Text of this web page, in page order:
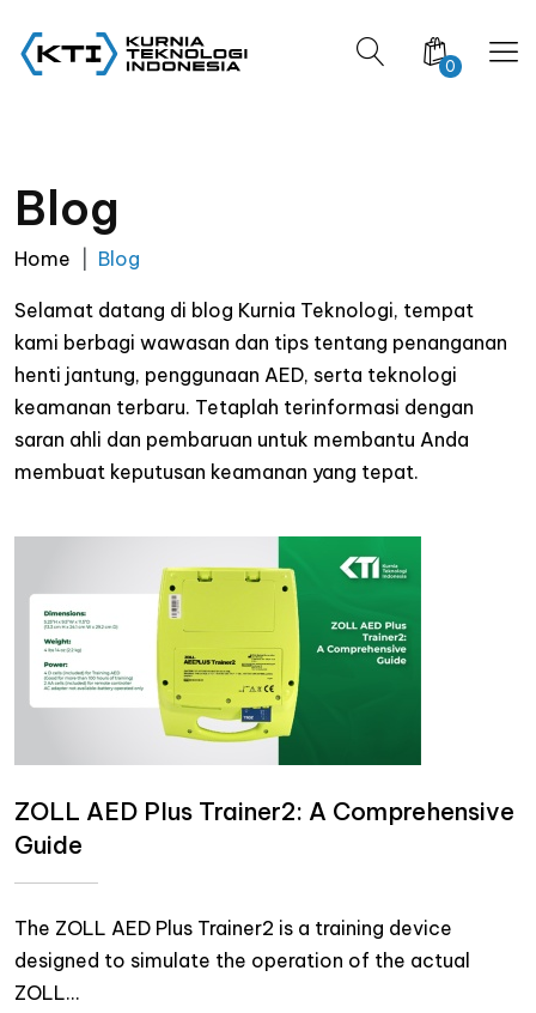
0
Blog
Home Blog
Selamat datang di blog Kurnia Teknologi, tempat
kami berbagi wawasan dan tips tentang penanganan
henti jantung, penggunaan AED, serta teknologi
keamanan terbaru. Tetaplah terinformasi dengan
saran ahli dan pembaruan untuk membantu Anda
membuat keputusan keamanan yang tepat.
ZOLL AED Plus Trainer2: A Comprehensive
Guide
The ZOLL AED Plus Trainer2 is a training device
designed to simulate the operation of the actual
ZOLL...